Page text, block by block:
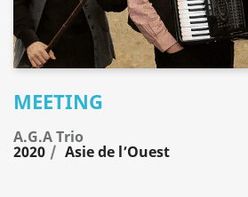
MEETING
A.G.A Trio
2020 Asie de l’Ouest